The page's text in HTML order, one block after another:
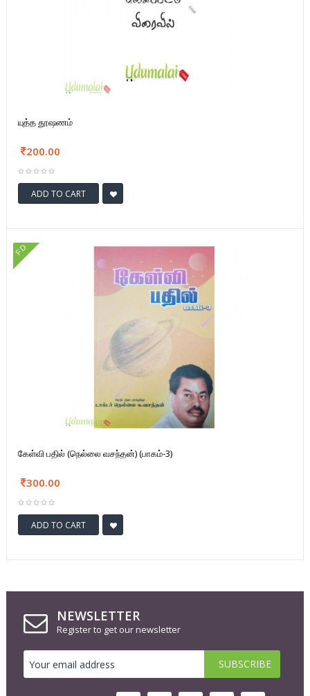
யுத்த தூஷணம்
200.00
ADD TO CART
FD
கேள்வி பதில் (நெல்லை வசந்தன்) (பாகம்-3)
300.00
ADD TO CART
NEWSLETTER
Register to get our newsletter